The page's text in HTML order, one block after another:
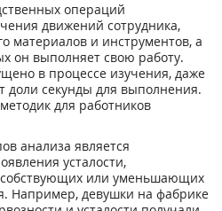
операций
движений сотрудника,
материалов и инструментов, а
он выполняет свою работу.
в процессе изучения, даже
доли секунды для выполнения.
для работников
анализа является
усталости,
или уменьшающих
Например, девушки на фабрике